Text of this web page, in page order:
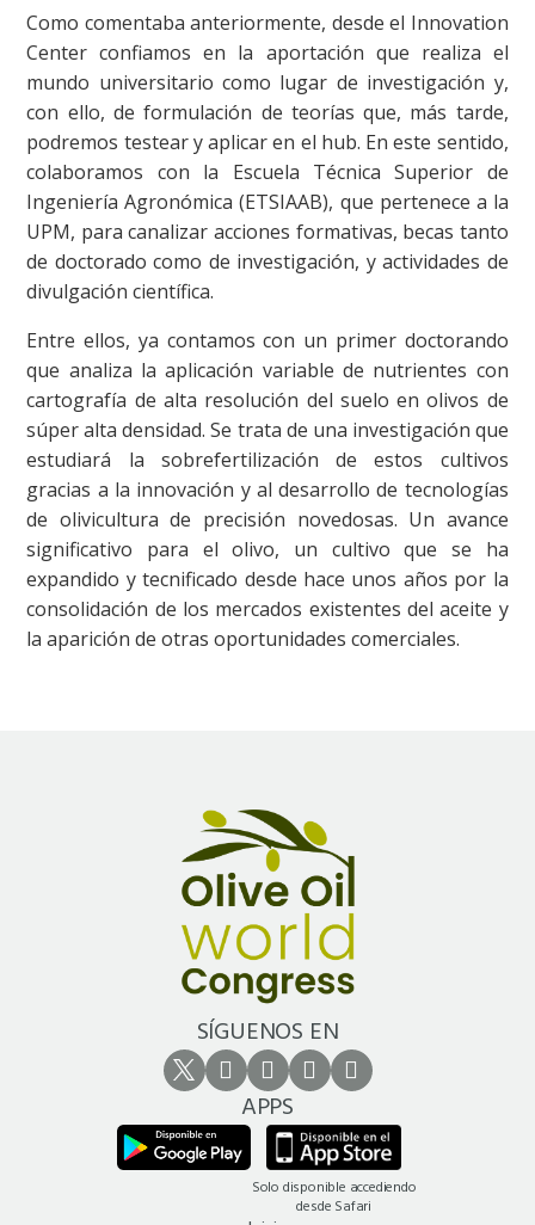
Como comentaba anteriormente, desde el Innovation
Center confiamos en la aportación que realiza el
mundo universitario como lugar de investigación y,
con ello, de formulación de teorías que, más tarde,
podremos testear y aplicar en el hub. En este sentido,
colaboramos con la Escuela Técnica Superior de
Ingeniería Agronómica (ETSIAAB), que pertenece a la
UPM, para canalizar acciones formativas, becas tanto
de doctorado como de investigación, y actividades de
divulgación científica.
Entre ellos, ya contamos con un primer doctorando
que analiza la aplicación variable de nutrientes con
cartografía de alta resolución del suelo en olivos de
súper alta densidad. Se trata de una investigación que
estudiará la sobrefertilización de estos cultivos
gracias a la innovación y al desarrollo de tecnologías
de olivicultura de precisión novedosas. Un avance
significativo para el olivo, un cultivo que se ha
expandido y tecnificado desde hace unos años por la
consolidación de los mercados existentes del aceite y
la aparición de otras oportunidades comerciales.
SÍGUENOS EN
APPS
Solo disponible accediendo
desde Safari